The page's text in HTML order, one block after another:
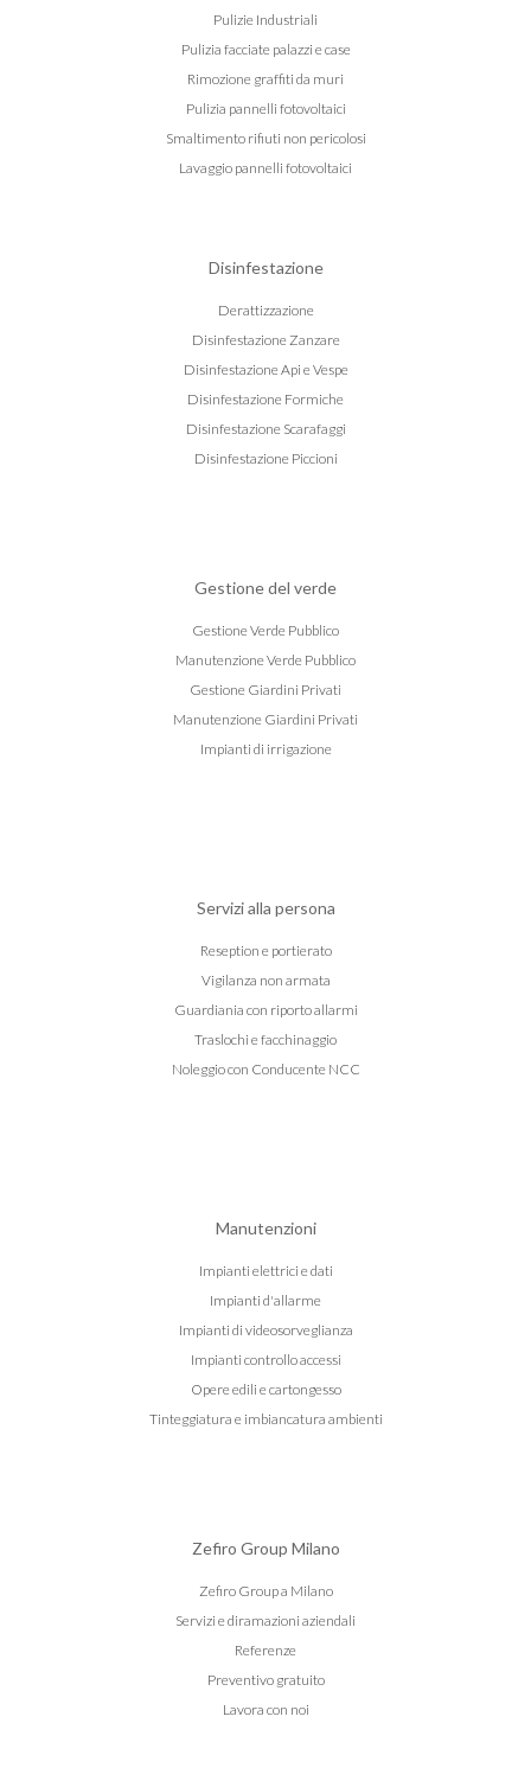
Pulizie Industriali
Pulizia facciate palazzi e case
Rimozione graffiti da muri
Pulizia pannelli fotovoltaici
Smaltimento rifiuti non pericolosi
Lavaggio pannelli fotovoltaici
Disinfestazione
Derattizzazione
Disinfestazione Zanzare
Disinfestazione Api e Vespe
Disinfestazione Formiche
Disinfestazione Scarafaggi
Disinfestazione Piccioni
Gestione del verde
Gestione Verde Pubblico
Manutenzione Verde Pubblico
Gestione Giardini Privati
Manutenzione Giardini Privati
Impianti di irrigazione
Servizi alla persona
Reseption e portierato
Vigilanza non armata
Guardiania con riporto allarmi
Traslochi e facchinaggio
Noleggio con Conducente NCC
Manutenzioni
Impianti elettrici e dati
Impianti d'allarme
Impianti di videosorveglianza
Impianti controllo accessi
Opere edili e cartongesso
Tinteggiatura e imbiancatura ambienti
Zefiro Group Milano
Zefiro Group a Milano
Servizi e diramazioni aziendali
Referenze
Preventivo gratuito
Lavora con noi